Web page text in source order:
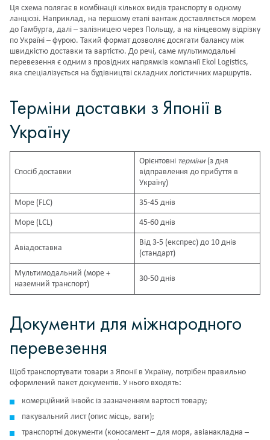
Ця схема полягає в комбінації кількох видів транспорту в одному
ланцюзі. Наприклад, на першому етапі вантаж доставляється морем
до Гамбурга, далі – залізницею через Польщу, а на кінцевому відрізку
по Україні – фурою. Такий формат дозволяє досягати балансу між
швидкістю доставки та вартістю. До речі, саме мультимодальні
перевезення є одним з провідних напрямків компанії Ekol Logistics,
яка спеціалізується на будівництві складних логістичних маршрутів.
Терміни доставки з Японії в
Україну
Спосіб доставки
Орієнтовні терміни (з дня
відправлення до прибуття в
Україну)
Море (FLC) 35-45 днів
Море (LCL) 45-60 днів
Авіадоставка
Від 3-5 (експрес) до 10 днів
(стандарт)
Мультимодальний (море +
наземний транспорт)
30-50 днів
Документи для міжнародного
перевезення
Щоб транспортувати товари з Японії в Україну, потрібен правильно
оформлений пакет документів. У нього входять:
комерційний інвойс із зазначенням вартості товару;
пакувальний лист (опис місць, ваги);
транспортні документи (коносамент – для моря, авіанакладна –